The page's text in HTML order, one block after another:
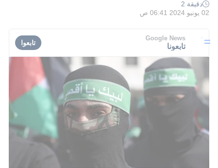
دقيقة 2
02 يونيو 2024 06:41 ص
Google News
تابعونا تابعوا